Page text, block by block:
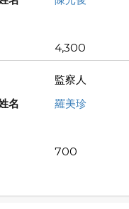
4,300
監察人
羅美珍
700